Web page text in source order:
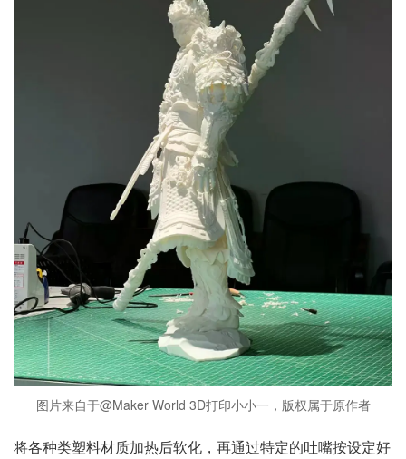
图片来自于@Maker World 3D打印小小一，版权属于原作者
将各种类塑料材质加热后软化，再通过特定的吐嘴按设定好